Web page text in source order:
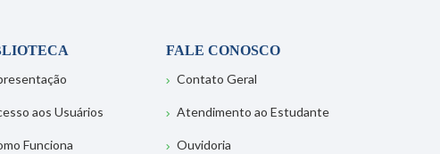
aos Usuários
Funciona
FALE CONOSCO
Contato Geral
Atendimento ao Estudante
Ouvidoria